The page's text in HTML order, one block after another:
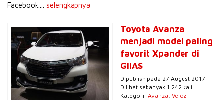
Facebook.... selengkapnya
Toyota Avanza
menjadi model paling
favorit Xpander di
GIIAS
Dipublish pada 27 August 2017 |
Dilihat sebanyak 1.242 kali |
Kategori: Avanza, Veloz